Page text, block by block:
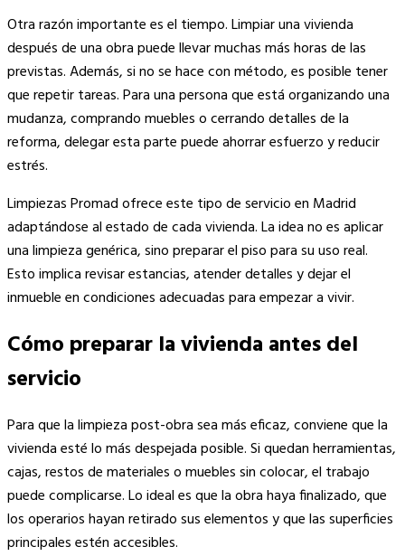
Otra razón importante es el tiempo. Limpiar una vivienda
después de una obra puede llevar muchas más horas de las
previstas. Además, si no se hace con método, es posible tener
que repetir tareas. Para una persona que está organizando una
mudanza, comprando muebles o cerrando detalles de la
reforma, delegar esta parte puede ahorrar esfuerzo y reducir
estrés.
Limpiezas Promad ofrece este tipo de servicio en Madrid
adaptándose al estado de cada vivienda. La idea no es aplicar
una limpieza genérica, sino preparar el piso para su uso real.
Esto implica revisar estancias, atender detalles y dejar el
inmueble en condiciones adecuadas para empezar a vivir.
Cómo preparar la vivienda antes del
servicio
Para que la limpieza post-obra sea más eficaz, conviene que la
vivienda esté lo más despejada posible. Si quedan herramientas,
cajas, restos de materiales o muebles sin colocar, el trabajo
puede complicarse. Lo ideal es que la obra haya finalizado, que
los operarios hayan retirado sus elementos y que las superficies
principales estén accesibles.